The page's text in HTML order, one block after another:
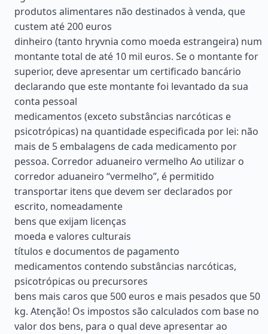
produtos alimentares não destinados à venda, que
custem até 200 euros
dinheiro (tanto hryvnia como moeda estrangeira) num
montante total de até 10 mil euros. Se o montante for
superior, deve apresentar um certificado bancário
declarando que este montante foi levantado da sua
conta pessoal
medicamentos (exceto substâncias narcóticas e
psicotrópicas) na quantidade especificada por lei: não
mais de 5 embalagens de cada medicamento por
pessoa. Corredor aduaneiro vermelho Ao utilizar o
corredor aduaneiro “vermelho”, é permitido
transportar itens que devem ser declarados por
escrito, nomeadamente
bens que exijam licenças
moeda e valores culturais
títulos e documentos de pagamento
medicamentos contendo substâncias narcóticas,
psicotrópicas ou precursores
bens mais caros que 500 euros e mais pesados que 50
kg. Atenção! Os impostos são calculados com base no
valor dos bens, para o qual deve apresentar ao